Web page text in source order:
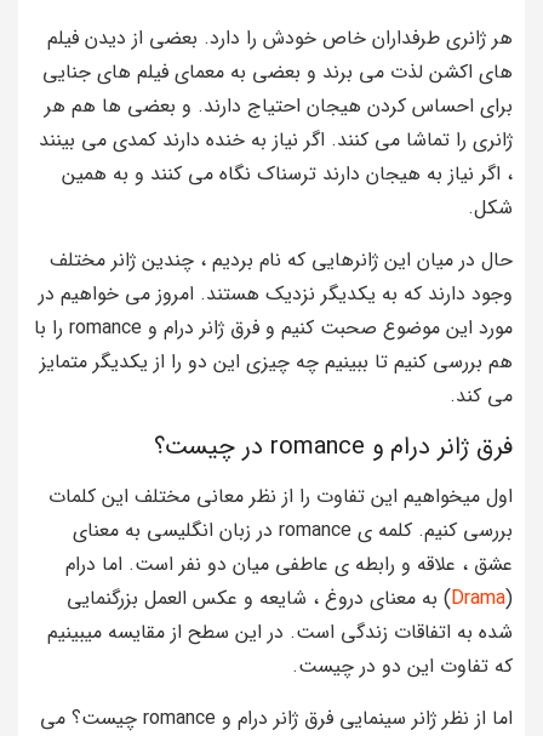
هر ژانری طرفداران خاص خودش را دارد. بعضی از دیدن فیلم
های اکشن لذت می برند و بعضی به معمای فیلم های جنایی
برای احساس کردن هیجان احتیاج دارند. و بعضی ها هم هر
ژانری را تماشا می کنند. اگر نیاز به خنده دارند کمدی می بینند
، اگر نیاز به هیجان دارند ترسناک نگاه می کنند و به همین
شکل.
حال در میان این ژانرهایی که نام بردیم ، چندین ژانر مختلف
وجود دارند که به یکدیگر نزدیک هستند. امروز می خواهیم در
مورد این موضوع صحبت کنیم و فرق ژانر درام و romance را با
هم بررسی کنیم تا ببینیم چه چیزی این دو را از یکدیگر متمایز
می کند.
فرق ژانر درام و romance در چیست؟
اول میخواهیم این تفاوت را از نظر معانی مختلف این کلمات
بررسی کنیم. کلمه ی romance در زبان انگلیسی به معنای
عشق ، علاقه و رابطه ی عاطفی میان دو نفر است. اما درام
(
Drama) به معنای دروغ ، شایعه و عکس العمل بزرگنمایی
شده به اتفاقات زندگی است. در این سطح از مقایسه میبینیم
که تفاوت این دو در چیست.
اما از نظر ژانر سینمایی فرق ژانر درام و romance چیست؟ می